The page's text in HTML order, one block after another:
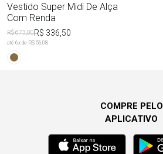
Vestido Super Midi De Alça
Com Renda
R$ 673,00R$ 336,50
até 6x de R$ 56,08
COMPRE PELO
APLICATIVO